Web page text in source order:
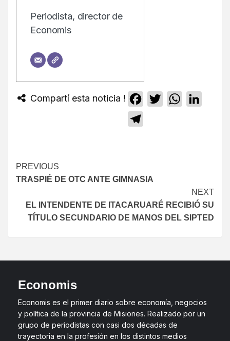
Periodista, director de
Economis
Compartí esta noticia ! Facebook
TwitterWhatsApp
PREVIOUS
TRASPIÉ DE OTC ANTE GIMNASIA
NEXT
EL INTENDENTE DE ITACARUARÉ RECIBIÓ SU
TÍTULO SECUNDARIO DE MANOS DEL SIPTED
Economis
Economis es el primer diario sobre economía, negocios
y política de la provincia de Misiones. Realizado por un
grupo de periodistas con casi dos décadas de
trayectoria en la profesión en los distintos medios